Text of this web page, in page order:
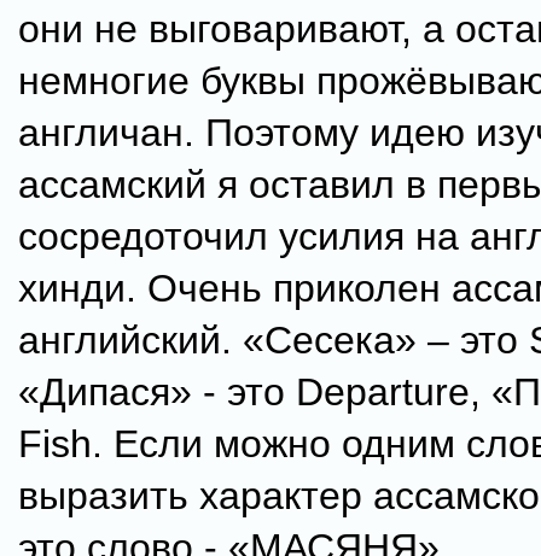
они не выговаривают, а
немногие буквы
англичан. Поэтому идею
ассамский я оставил в
сосредоточил усилия на
хинди. Очень приколен
английский. «Сесека» – это
«Дипася» - это Departure,
Fish. Если можно одним
выразить характер